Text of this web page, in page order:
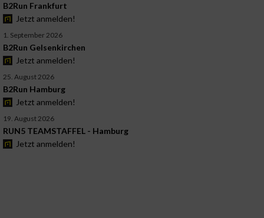
B2Run Frankfurt
Jetzt anmelden!
1. September 2026
B2Run Gelsenkirchen
Jetzt anmelden!
25. August 2026
B2Run Hamburg
Jetzt anmelden!
19. August 2026
RUN5 TEAMSTAFFEL - Hamburg
Jetzt anmelden!